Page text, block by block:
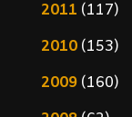
2011 (117)
2010(153)
2009(160)